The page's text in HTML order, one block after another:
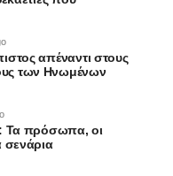
απέναντι στους
των Ηνωμένων
Τα πρόσωπα, οι
σενάρια